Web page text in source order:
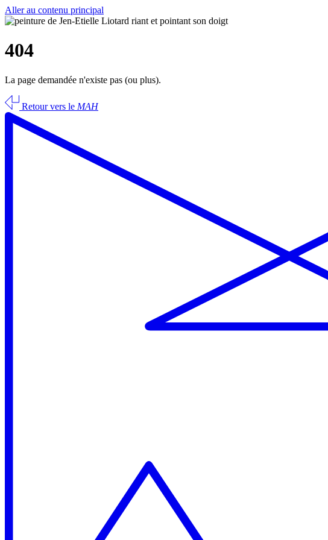
Aller au contenu principal
404
La page demandée n'existe pas (ou plus).
Retour vers le MAH